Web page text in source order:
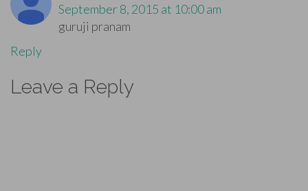
September 8, 2015 at 10:00 am
guruji pranam
Reply
Leave a Reply